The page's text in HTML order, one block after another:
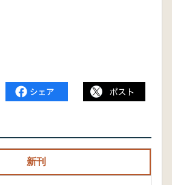
新刊